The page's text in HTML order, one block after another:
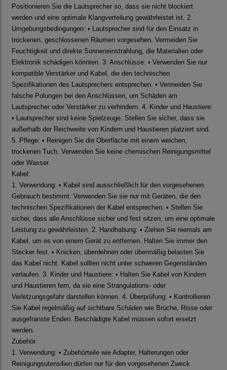
Positionieren Sie die Lautsprecher so, dass sie nicht blockiert
werden und eine optimale Klangverteilung gewährleistet ist. 2.
Umgebungsbedingungen: • Lautsprecher sind für den Einsatz in
trockenen, geschlossenen Räumen vorgesehen. Vermeiden Sie
Feuchtigkeit und direkte Sonneneinstrahlung, die Materialien oder
Elektronik schädigen könnten. 3. Anschlüsse: • Verwenden Sie nur
kompatible Verstärker und Kabel, die den technischen
Spezifikationen des Lautsprechers entsprechen. • Vermeiden Sie
falsche Polungen bei den Anschlüssen, um Schäden am
Lautsprecher oder Verstärker zu verhindern. 4. Kinder und Haustiere:
• Lautsprecher sind keine Spielzeuge. Stellen Sie sicher, dass sie
außerhalb der Reichweite von Kindern und Haustieren platziert sind.
5. Pflege: • Reinigen Sie die Oberfläche mit einem weichen,
trockenen Tuch. Verwenden Sie keine chemischen Reinigungsmittel
oder Wasser.
Kabel:
1. Verwendung: • Kabel sind ausschließlich für den vorgesehenen
Gebrauch bestimmt. Verwenden Sie sie nur mit Geräten, die den
technischen Spezifikationen der Kabel entsprechen. • Stellen Sie
sicher, dass alle Anschlüsse sicher und fest sitzen, um eine optimale
Leistung zu gewährleisten. 2. Handhabung: • Ziehen Sie niemals am
Kabel, um es von einem Gerät zu entfernen. Halten Sie immer den
Stecker fest. • Knicken, überdehnen oder übermäßig belasten Sie
das Kabel nicht. Kabel sollten nicht unter schweren Gegenständen
verlaufen. 3. Kinder und Haustiere: • Halten Sie Kabel von Kindern
und Haustieren fern, da sie eine Strangulations- oder
Verletzungsgefahr darstellen können. 4. Überprüfung: • Kontrollieren
Sie Kabel regelmäßig auf sichtbare Schäden wie Brüche, Risse oder
ausgefranste Enden. Beschädigte Kabel müssen sofort ersetzt
werden.
Zubehör:
1. Verwendung: • Zubehörteile wie Adapter, Halterungen oder
Reinigungsutensilien dürfen nur für den vorgesehenen Zweck